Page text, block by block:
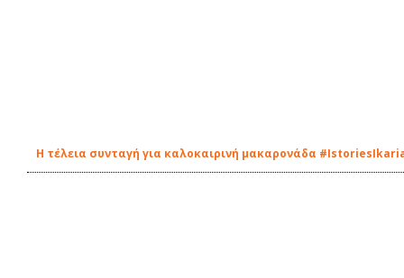
Η τέλεια συνταγή για καλοκαιρινή μακαρονάδα